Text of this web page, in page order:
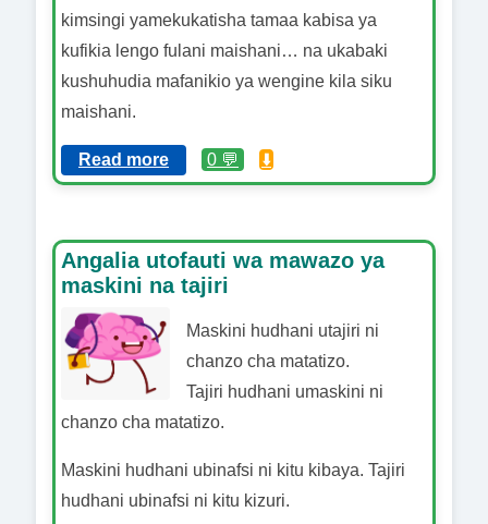
kimsingi yamekukatisha tamaa kabisa ya
kufikia lengo fulani maishani… na ukabaki
kushuhudia mafanikio ya wengine kila siku
maishani.
Read more 0 💬 ⬇️
Angalia utofauti wa mawazo ya
maskini na tajiri
Maskini hudhani utajiri ni
chanzo cha matatizo.
Tajiri hudhani umaskini ni
chanzo cha matatizo.
Maskini hudhani ubinafsi ni kitu kibaya. Tajiri
hudhani ubinafsi ni kitu kizuri.